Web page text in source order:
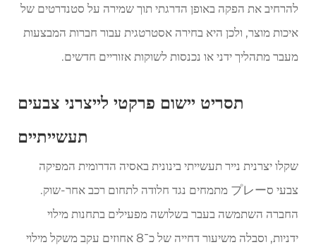
להרחיב את הפקה באופן הדרגתי תוך שמירה על סטנדרטים של
איכות מוצר, ולכן היא בחירה אסטרטגית עבור חברות המבצעות
מעבר מתהליך ידני או נכנסות לשוקות אזוריים חדשים.
תסריט יישום פרקטי לייצרני צבעים
תעשייתיים
שקלו יצרנית נייר תעשייתי בינונית באסיה הדרומית המפיקה
צבעי סプレー מתמחים נגד חלודה לתחום רכב אחר-שוק.
החברה השתמשה בעבר בשלושה מפעילים בתחנות מילוי
ידניות, וסבלה משיעור דחייה של כ־8 אחוזים עקב משקל מילוי